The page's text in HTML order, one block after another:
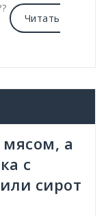
Читать
а
с
сирот